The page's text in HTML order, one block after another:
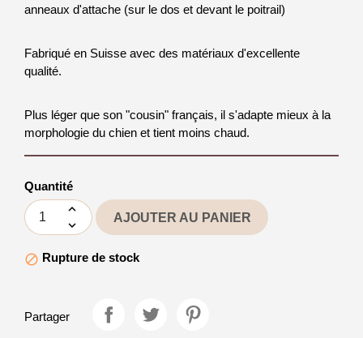
anneaux d'attache (sur le dos et devant le poitrail)
Fabriqué en Suisse avec des matériaux d'excellente
qualité.
Plus léger que son "cousin" français, il s'adapte mieux à la
morphologie du chien et tient moins chaud.
Quantité
AJOUTER AU PANIER
 Rupture de stock
Partager